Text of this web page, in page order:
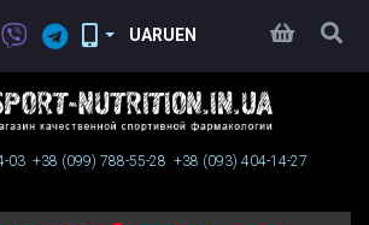
UARUEN
03 +38 (099) 788-55-28 +38 (093) 404-14-27